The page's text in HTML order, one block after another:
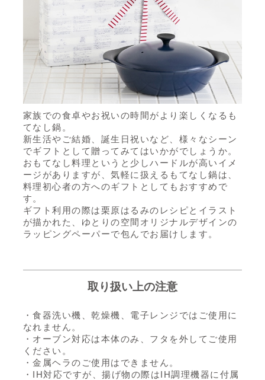
家族での食卓やお祝いの時間がより楽しくなるも
てなし鍋。
新生活やご結婚、誕生日祝いなど、様々なシーン
でギフトとして贈ってみてはいかがでしょうか。
おもてなし料理というと少しハードルが高いイメ
ージがありますが、気軽に扱えるもてなし鍋は、
料理初心者の方へのギフトとしてもおすすめで
す。
ギフト利用の際は栗原はるみのレシピとイラスト
が描かれた、ゆとりの空間オリジナルデザインの
ラッピングペーパーで包んでお届けします。
取り扱い上の注意
・食器洗い機、乾燥機、電子レンジではご使用に
なれません。
・オーブン対応は本体のみ、フタを外してご使用
ください。
・金属ヘラのご使用はできません。
・IH対応ですが、揚げ物の際はIH調理機器に付属